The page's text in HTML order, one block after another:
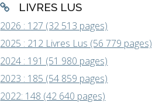
LIVRES LUS
2026 : 127 (32 513 pages)
2025 : 212 Livres Lus (56 779 pages)
2024 : 191 (51 980 pages)
2023 : 185 (54 859 pages)
2022: 148 (42 640 pages)